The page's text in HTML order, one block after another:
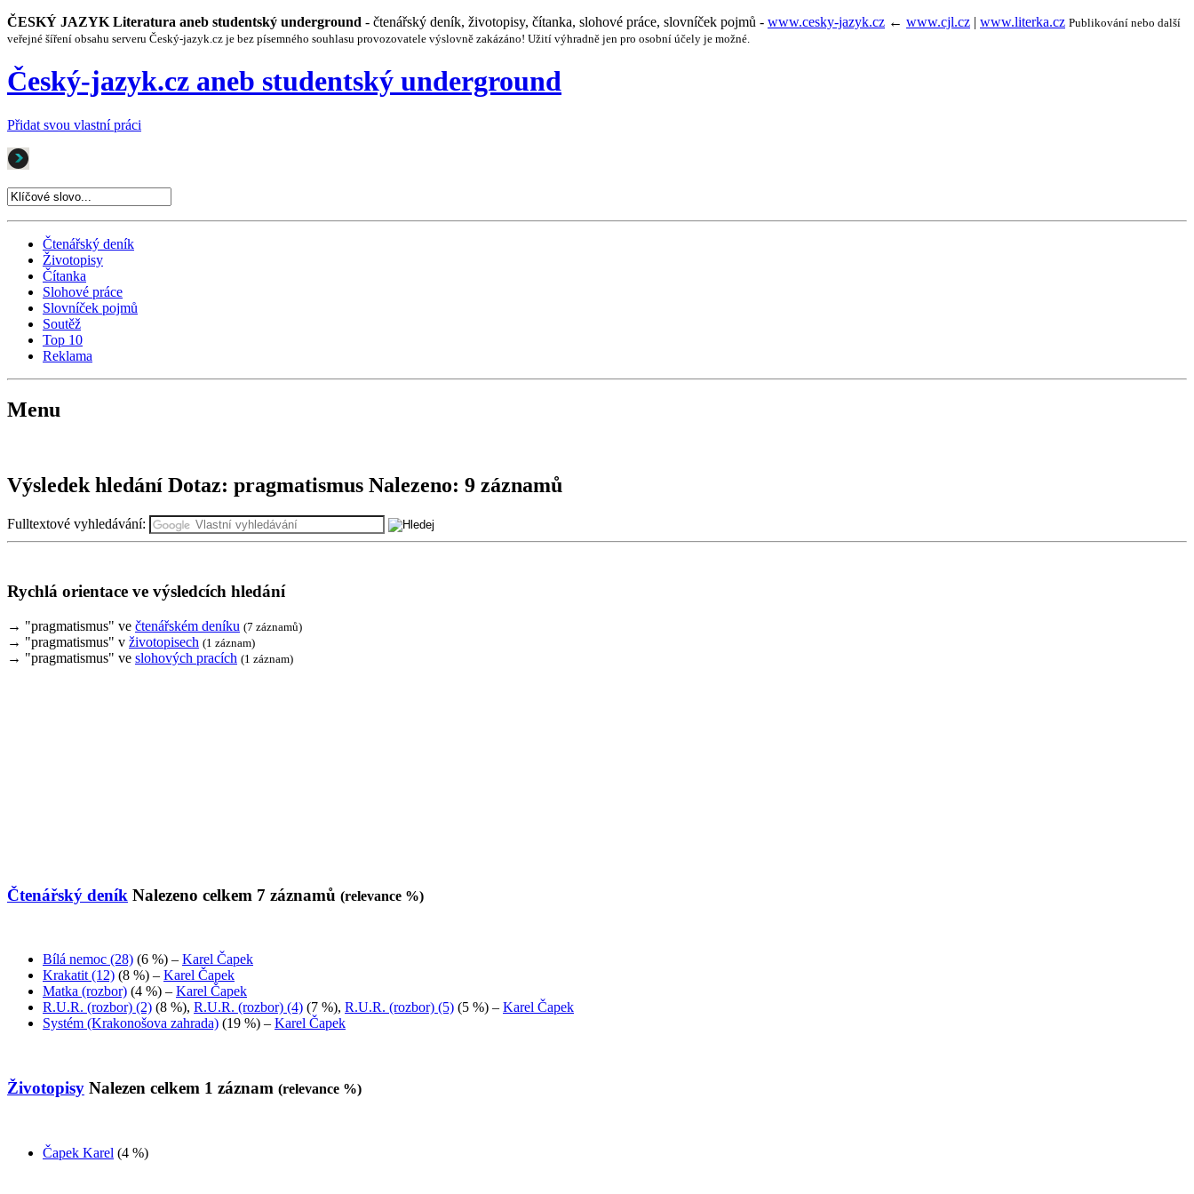
ČESKÝ JAZYK Literatura aneb studentský underground - čtenářský deník, životopisy, čítanka, slohové práce, slovníček pojmů - www.cesky-jazyk.cz ← www.cjl.cz | www.literka.cz Publikování nebo další
veřejné šíření obsahu serveru Český-jazyk.cz je bez písemného souhlasu provozovatele výslovně zakázáno! Užití výhradně jen pro osobní účely je možné.
Český-jazyk.cz aneb studentský underground
Přidat svou vlastní práci
Čtenářský deník
Životopisy
Čítanka
Slohové práce
Slovníček pojmů
Soutěž
Top 10
Reklama
Menu
Výsledek hledání Dotaz: pragmatismus Nalezeno: 9 záznamů
Fulltextové vyhledávání:
Rychlá orientace ve výsledcích hledání
→ "pragmatismus" ve čtenářském deníku (7 záznamů)
→ "pragmatismus" v životopisech (1 záznam)
→ "pragmatismus" ve slohových pracích (1 záznam)
Čtenářský deník Nalezeno celkem 7 záznamů (relevance %)
Bílá nemoc (28) (6 %) – Karel Čapek
Krakatit (12) (8 %) – Karel Čapek
Matka (rozbor) (4 %) – Karel Čapek
R.U.R. (rozbor) (2) (8 %), R.U.R. (rozbor) (4) (7 %), R.U.R. (rozbor) (5) (5 %) – Karel Čapek
Systém (Krakonošova zahrada) (19 %) – Karel Čapek
Životopisy Nalezen celkem 1 záznam (relevance %)
Čapek Karel (4 %)